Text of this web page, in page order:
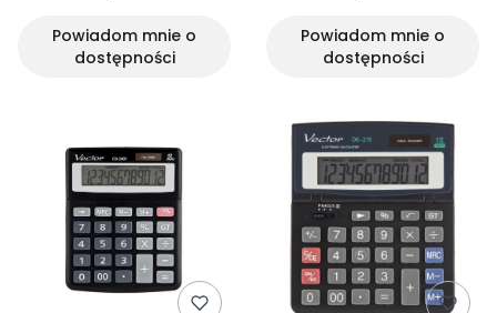
Powiadom mnie o
dostępności
Powiadom mnie o
dostępności